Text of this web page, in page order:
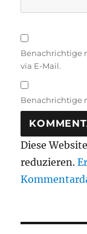
Benachrichtige
via E-Mail.
Benachrichtige
Diese
reduzieren.